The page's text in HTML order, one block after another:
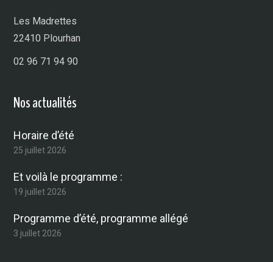
Les Madrettes
22410 Plourhan
02 96 71 94 90
Nos actualités
Horaire d’été
25 juillet 2026
Et voilà le programme :
19 juillet 2026
Programme d’été, programme allégé
3 juillet 2026